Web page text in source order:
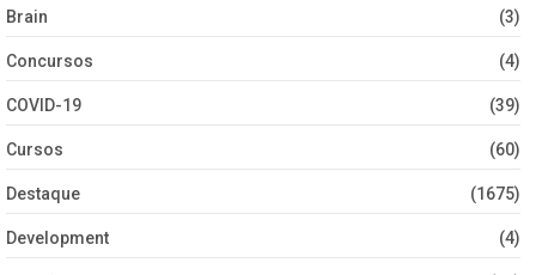
Brain (3)
Concursos (4)
COVID-19 (39)
Cursos (60)
Destaque (1675)
Development (4)